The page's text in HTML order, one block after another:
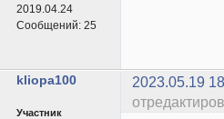
2019.04.24
Сообщений: 25
kliopa100 2023.05.19
Участник